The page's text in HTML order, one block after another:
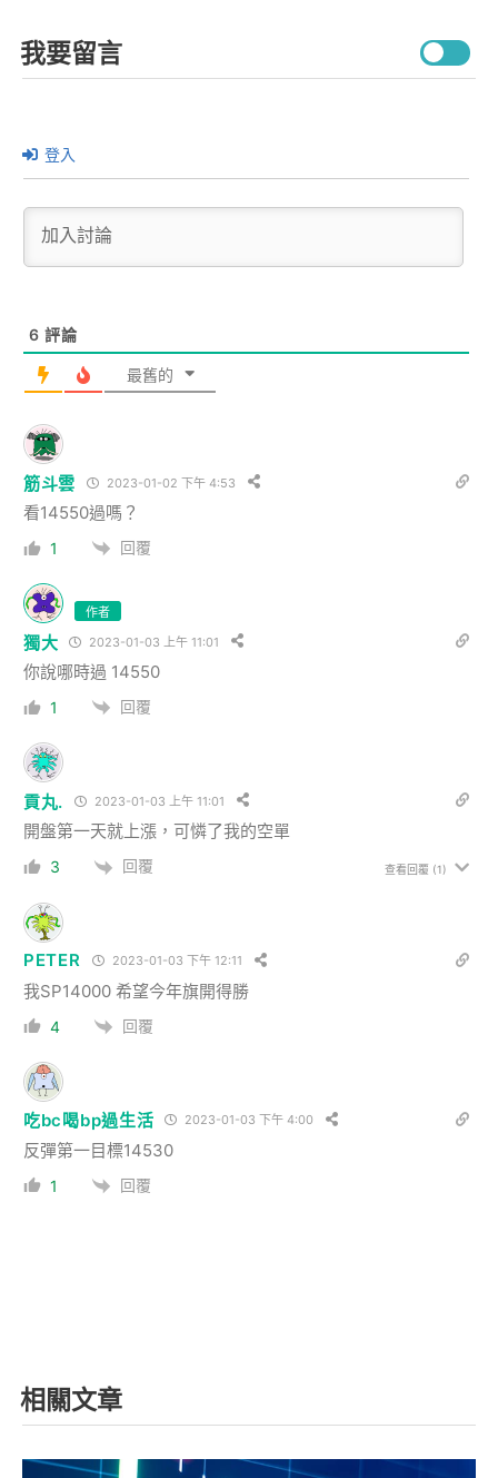
我要留言
登入
6 評論
最舊的
筋斗雲 2023-01-02 下午 4:53
看14550過嗎？
1 回覆
作者
獨大 2023-01-03 上午 11:01
你說哪時過 14550
1 回覆
貢丸. 2023-01-03 上午 11:01
開盤第一天就上漲，可憐了我的空單
3 回覆 查看回覆 (1)
PETER 2023-01-03 下午 12:11
我SP14000 希望今年旗開得勝
4 回覆
吃bc喝bp過生活 2023-01-03 下午 4:00
反彈第一目標14530
1 回覆
相關文章